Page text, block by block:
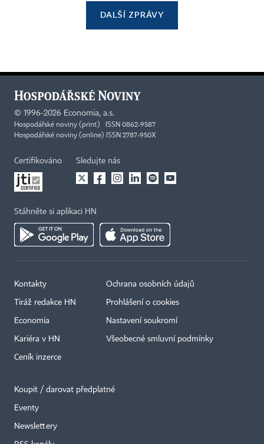
DALŠÍ ZPRÁVY
© 1996-2026 Economia, a.s.
Hospodářské noviny (print) ISSN 0862-9587
Hospodářské noviny (online) ISSN 2787-950X
Certifikováno Sledujte nás
Stáhněte si aplikaci HN
Kontakty
Tiráž redakce HN
Economia
Kariéra v HN
Ceník inzerce
Ochrana osobních údajů
Prohlášení o cookies
Nastavení soukromí
Všeobecné smluvní podmínky
Koupit / darovat předplatné
Eventy
Newslettery